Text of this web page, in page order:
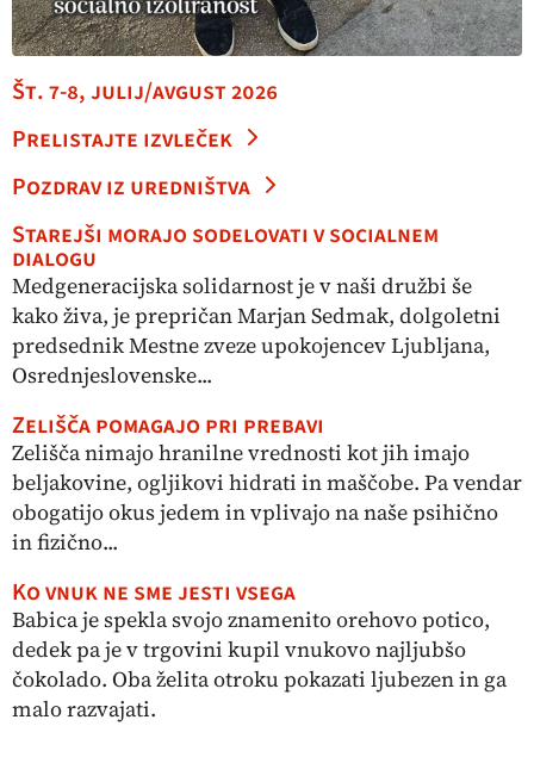
Št. 7-8, julij/avgust 2026
Prelistajte izvleček
Pozdrav iz uredništva
Starejši morajo sodelovati v socialnem
dialogu
Medgeneracijska solidarnost je v naši družbi še
kako živa, je prepričan Marjan Sedmak, dolgoletni
predsednik Mestne zveze upokojencev Ljubljana,
Osrednjeslovenske...
Zelišča pomagajo pri prebavi
Zelišča nimajo hranilne vrednosti kot jih imajo
beljakovine, ogljikovi hidrati in maščobe. Pa vendar
obogatijo okus jedem in vplivajo na naše psihično
in fizično...
Ko vnuk ne sme jesti vsega
Babica je spekla svojo znamenito orehovo potico,
dedek pa je v trgovini kupil vnukovo najljubšo
čokolado. Oba želita otroku pokazati ljubezen in ga
malo razvajati.